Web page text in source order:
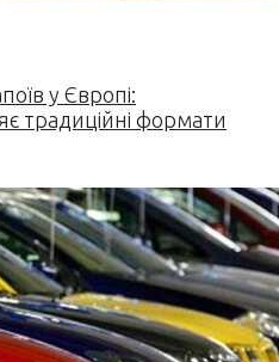
у Європі:
традиційні формати